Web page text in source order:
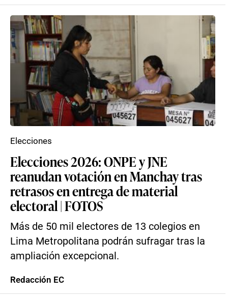
Elecciones 2026: ONPE y JNE
reanudan votación en Manchay tras
retrasos en entrega de material
electoral | FOTOS
Más de 50 mil electores de 13 colegios en
Lima Metropolitana podrán sufragar tras la
ampliación excepcional.
Elecciones
Redacción EC